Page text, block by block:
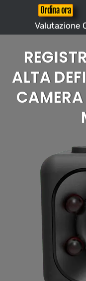
Ordina ora
Valutazione
ALTA